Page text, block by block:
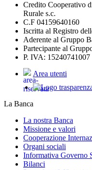
Credito Cooperativo
Rurale s.c.
C.F 04159640160
Iscritta al Registro
Aderente al Gruppo
Partecipante al
P. IVA: 15240741007
Area utenti
La Banca
La nostra Banca
Missione e valori
Cooperazione
Organi sociali
Informativa Governo
Bilanci